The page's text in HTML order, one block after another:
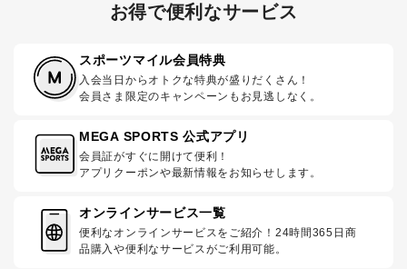
お得で便利なサービス
スポーツマイル会員特典
入会当日からオトクな特典が盛りだくさん！
会員さま限定のキャンペーンもお見逃しなく。
MEGA SPORTS 公式アプリ
会員証がすぐに開けて便利！
アプリクーポンや最新情報をお知らせします。
オンラインサービス一覧
便利なオンラインサービスをご紹介！24時間365日商
品購入や便利なサービスがご利用可能。